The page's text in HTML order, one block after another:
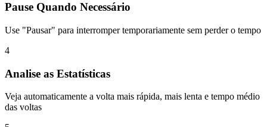
Pause Quando Necessário
Use "Pausar" para interromper temporariamente sem perder o tempo
4
Analise as Estatísticas
Veja automaticamente a volta mais rápida, mais lenta e tempo médio
das voltas